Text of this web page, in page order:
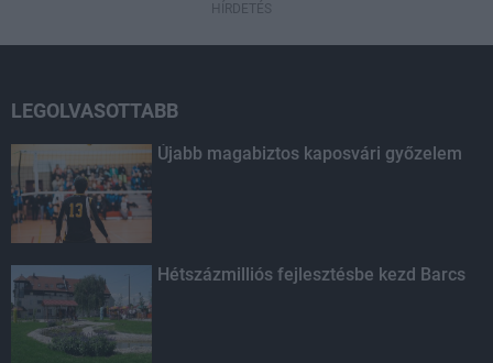
HÍRDETÉS
LEGOLVASOTTABB
Újabb magabiztos kaposvári győzelem
Hétszázmilliós fejlesztésbe kezd Barcs